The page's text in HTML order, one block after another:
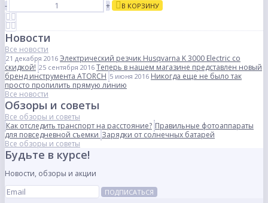
-
+ В КОРЗИНУ
Новости
Все новости
21 декабря 2016 Электрический резчик Husqvarna K 3000 Electric со
скидкой! 25 сентября 2016 Теперь в нашем магазине представлен новый
бренд инструмента ATORCH 5 июня 2016 Никогда еще не было так
просто пропилить прямую линию
Все новости
Обзоры и советы
Все обзоры и советы
Как отследить транспорт на расстояние? Правильные фотоаппараты
для повседневной съемки Зарядки от солнечных батарей
Все обзоры и советы
Будьте в курсе!
Новости, обзоры и акции
ПОДПИСАТЬСЯ